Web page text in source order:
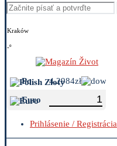
Kraków
-º
Polish Zloty
4.2984zł
Euro
Prihlásenie / Registrácia